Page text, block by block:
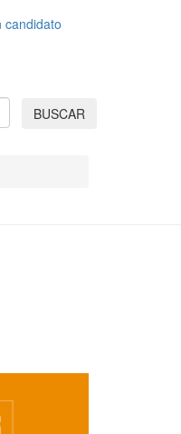
candidato
BUSCAR